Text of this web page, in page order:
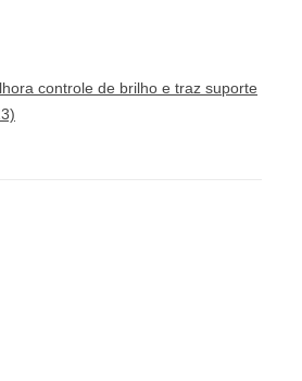
controle de brilho e traz suporte